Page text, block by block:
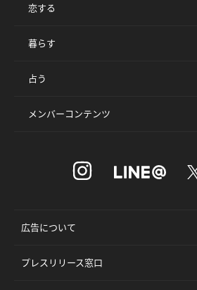
恋する
暮らす
占う
メンバーコンテンツ
広告について
プレスリリース窓口